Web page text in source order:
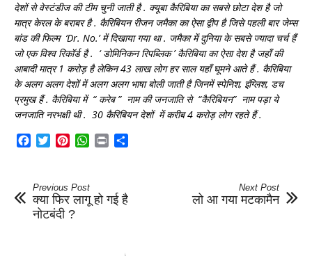
देशों से वेस्टंडीज की टीम चुनी जाती है . क्यूबा कैरिबिया का सबसे छोटा देश है जो
मात्र केरल के बराबर है . कैरिबियन रीजन जमैका का ऐसा द्वीप है जिसे पहली बार जेम्स
बांड की फिल्म ‘Dr. No.’ में दिखाया गया था . जमैका में दुनिया के सबसे ज्यादा चर्च हैं
जो एक विश्व रिकॉर्ड है . ‘ डोमिनिकन रिपब्लिक ’ कैरिबिया का ऐसा देश है जहाँ की
आबादी मात्र 1 करोड़ है लेकिन 43 लाख लोग हर साल यहाँ घूमने आते हैं . कैरिबिया
के अलग अलग देशों में अलग अलग भाषा बोली जाती है जिनमें स्पेनिश, इंग्लिश, डच
प्रमुख हैं . कैरिबिया में “ करेब ” नाम की जनजाति से “कैरिबियन” नाम पड़ा ये
जनजाति नरभक्षी थी . 30 कैरिबियन देशों में करीब 4 करोड़ लोग रहते हैं .
Facebook
TwitterPinterestWhatsApp
Print
Previous Post
क्या फिर लागू हो गई है
नोटबंदी ?
Next Post
लो आ गया मटकामैन